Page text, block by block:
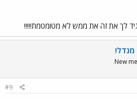
לך את זה את ממש לא מטומטמת!!!!!
מנדל!
New
#9